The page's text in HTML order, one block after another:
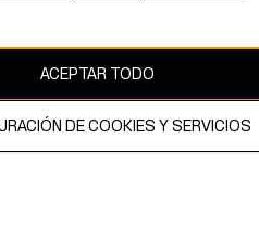
está protegido por copyright y es
ACEPTAR TODO
DE COOKIES Y SERVICIOS